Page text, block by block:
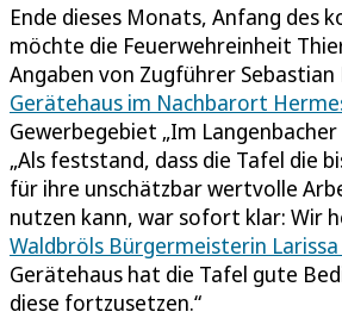
Ende dieses Monats, Anfang des
möchte die Feuerwehreinheit
Angaben von Zugführer Sebastian
Gerätehaus im Nachbarort
Gewerbegebiet „Im Langenbacher
„Als feststand, dass die Tafel die
für ihre unschätzbar wertvolle
nutzen kann, war sofort klar: Wir
Waldbröls Bürgermeisterin Larissa
Gerätehaus hat die Tafel gute
diese fortzusetzen.“